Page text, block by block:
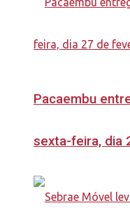
Pacaembu
sexta-feira, dia